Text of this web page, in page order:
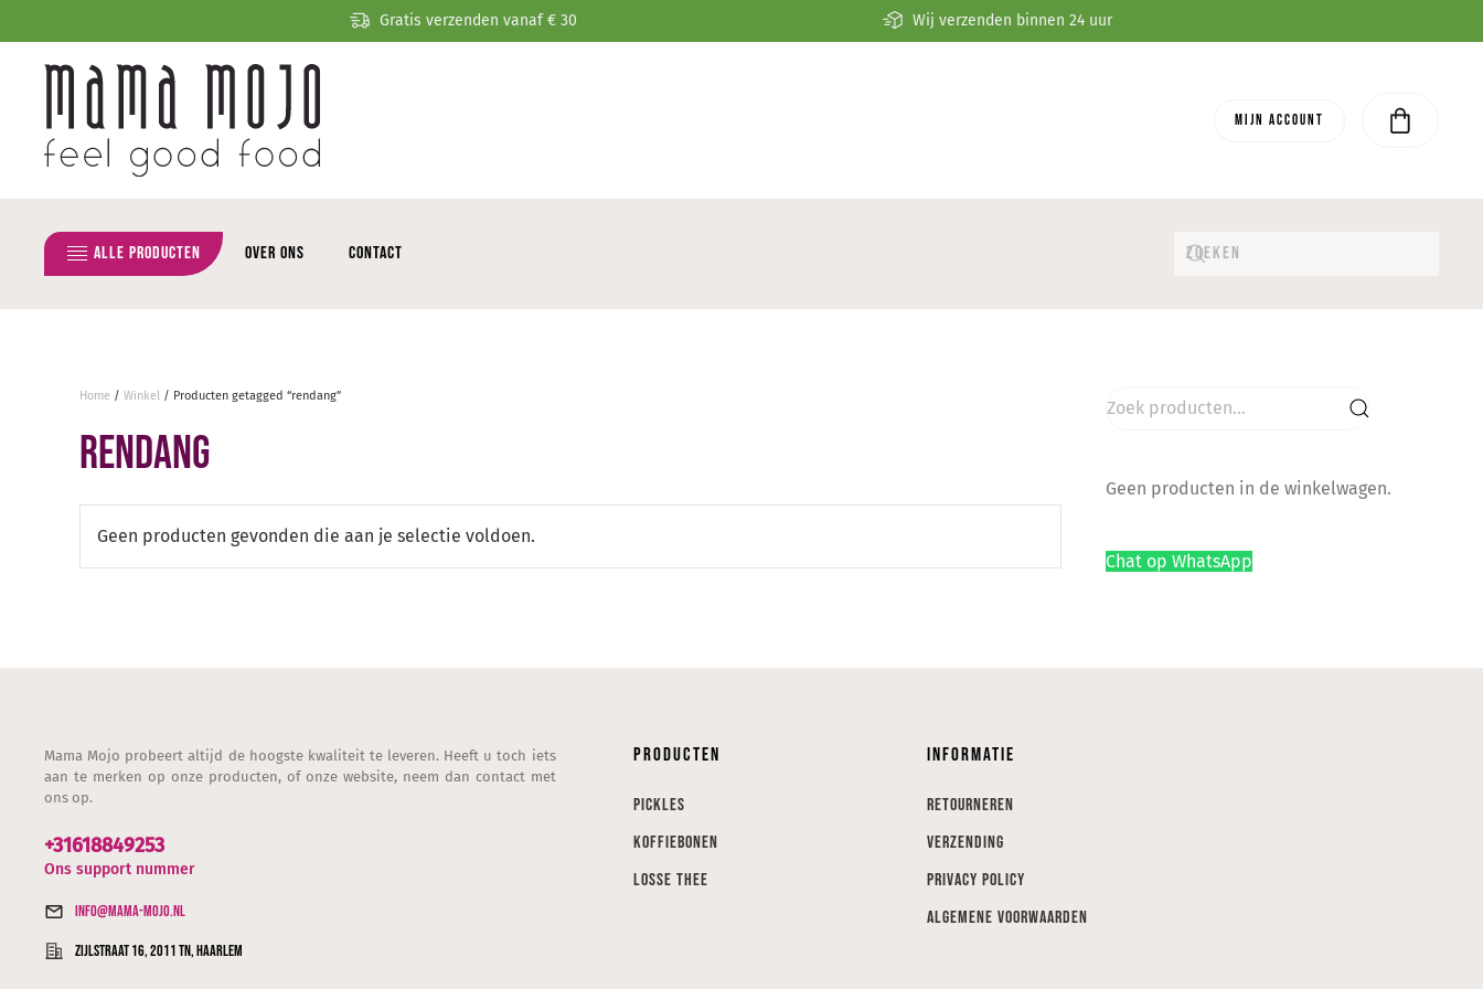
Gratis verzenden vanaf € 30 Wij verzenden binnen 24 uur
Mijn account
Alle producten Over ons Contact
Home / Winkel / Producten getagged “rendang”
rendang
Geen producten gevonden die aan je selectie voldoen.
Zoeken
Geen producten in de winkelwagen.
Chat op WhatsApp
Mama Mojo probeert altijd de hoogste kwaliteit te leveren. Heeft u toch iets
aan te merken op onze producten, of onze website, neem dan contact met
ons op.
+31618849253
Ons support nummer
info@mama-mojo.nl
Zijlstraat 16, 2011 TN, Haarlem
Producten
Pickles
Koffiebonen
Losse thee
Informatie
Retourneren
Verzending
Privacy Policy
Algemene voorwaarden